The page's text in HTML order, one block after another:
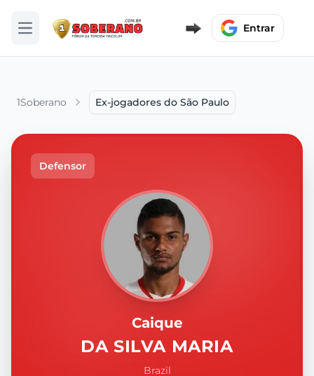
Abrir menu Entrar
1Soberano Ex-jogadores do São Paulo
Defensor
Caique
DA SILVA MARIA
Brazil